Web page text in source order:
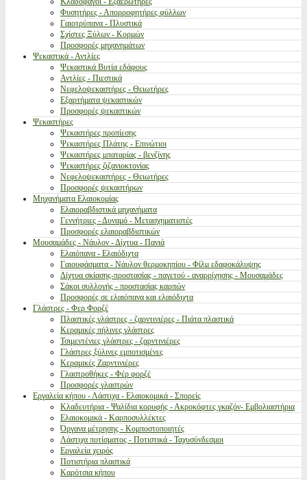
Φυσητήρες - Απορροφητήρες φύλλων
Γαιοτρύπανα - Πλυστικά
Σχίστες Ξύλων - Κορμών
Προσφορές μηχανημάτων
Ψεκαστικά - Αντλίες
Ψεκαστικά Βυτία εδάφους
Αντλίες - Πιεστικά
Νεφελοψεκαστήρες - Θειωτήρες
Εξαρτήματα ψεκαστικών
Προσφορές ψεκαστικών
Ψεκαστήρες
Ψεκαστήρες προπίεσης
Ψεκαστήρες Πλάτης - Επινώτιοι
Ψεκαστήρες μπαταρίας - βενζίνης
Ψεκαστήρες ζιζανιοκτονίας
Νεφελοψεκαστήρες - Θειωτήρες
Προσφορές ψεκαστήρων
Μηχανήματα Ελαιοκομίας
Ελαιοραβδιστικά μηχανήματα
Γεννήτριες - Δυναμό - Μετασχηματιστές
Προσφορές ελαιοραβδιστικών
Μουσαμάδες - Νάυλον - Δίχτυα - Πανιά
Ελαιόπανα - Ελαιόδιχτα
Γαιουφάσματα - Νάυλον θερμοκηπίου - Φίλμ εδαφοκάλυψης
Δίχτυα σκίασης-προστασίας - παγετού - αναρρίχησης - Μουσαμάδες
Σάκοι συλλογής - προστασίας καρπών
Προσφορές σε ελαιόπανα και ελαιόδιχτα
Γλάστρες - Φερ Φορζέ
Πλαστικές γλάστρες - ζαρντινιέρες - Πιάτα πλαστικά
Κεραμικές πήλινες γλάστρες
Τσιμεντένιες γλάστρες - ζαρντινιέρες
Γλάστρες ξύλινες εμποτισμένες
Κεραμικές Ζαρντινιέρες
Γλαστροθήκες - Φέρ φορζέ
Προσφορές γλαστρών
Εργαλεία κήπου - Λάστιχα - Ελαιοκομικά - Σπορείς
Κλαδευτήρια - Ψαλίδια κορυφής - Ακροκόφτες γκαζόν- Εμβολιαστήρια
Ελαιοκομικά - Καρποσυλλέκτες
Όργανα μέτρησης - Κομποστοποιητές
Λάστιχα ποτίσματος - Ποτιστικά - Ταχυσύνδεσμοι
Εργαλεία χειρός
Ποτιστήρια πλαστικά
Καρότσια κήπου